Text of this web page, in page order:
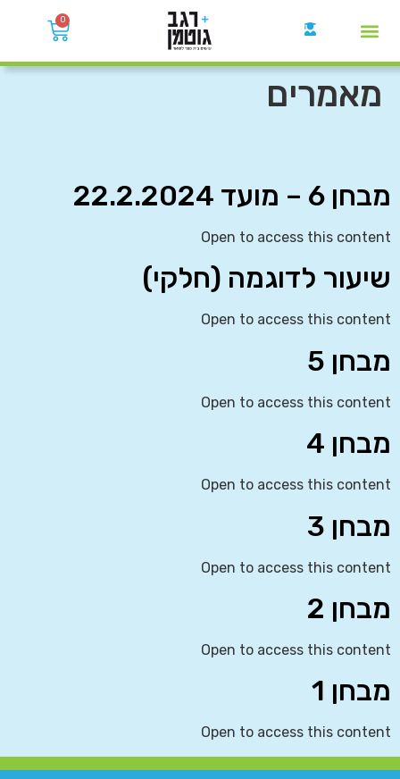
0
מאמרים
מבחן 6 – מועד 22.2.2024
Open to access this content
שיעור לדוגמה (חלקי)
Open to access this content
מבחן 5
Open to access this content
מבחן 4
Open to access this content
מבחן 3
Open to access this content
מבחן 2
Open to access this content
מבחן 1
Open to access this content